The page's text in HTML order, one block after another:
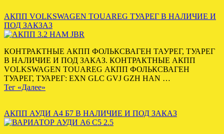
АКПП VOLKSWAGEN TOUAREG ТУАРЕГ В НАЛИЧИЕ И
ПОД ЗАКЗАЗ
КОНТРАКТНЫЕ АКПП ФОЛЬКСВАГЕН ТАУРЕГ, ТУАРЕГ
В НАЛИЧИЕ И ПОД ЗАКАЗ. КОНТРАКТНЫЕ АКПП
VOLKSWAGEN TOUAREG АКПП ФОЛЬКСВАГЕН
ТУАРЕГ, ТУАРЕГ: EXN GLC GVJ GZH HAN …
Тег «Далее»
АКПП АУДИ А4 Б7 В НАЛИЧИЕ И ПОД ЗАКАЗ